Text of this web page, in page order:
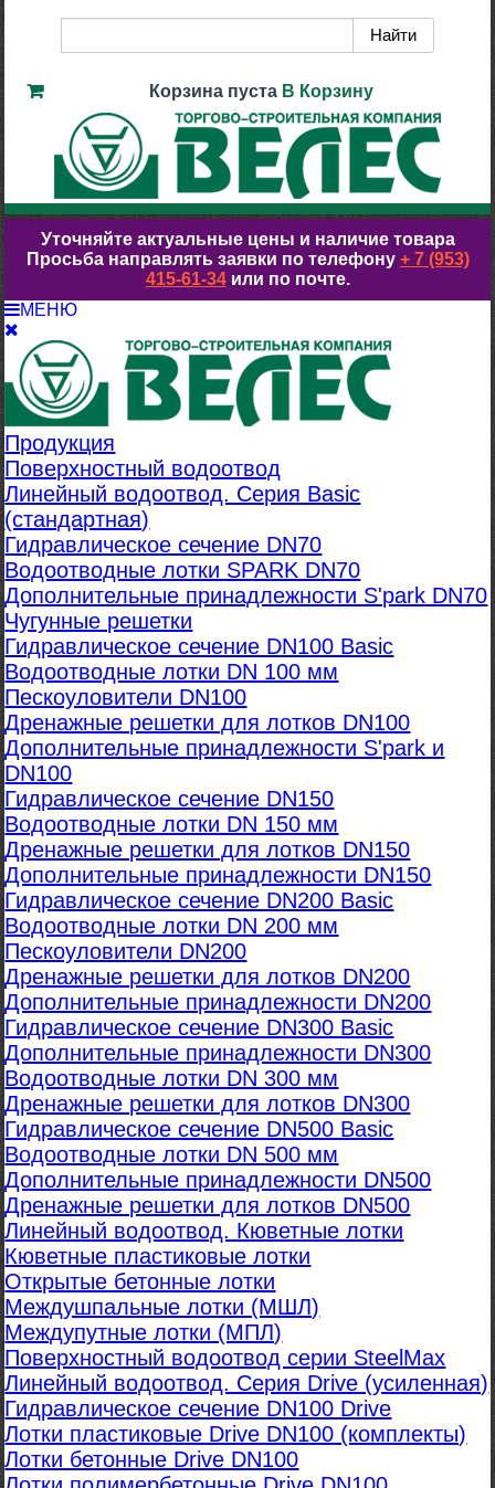
Корзина пуста В Корзину
Уточняйте актуальные цены и наличие товара
Просьба направлять заявки по телефону + 7 (953)
415-61-34или по почте.
МЕНЮ
Продукция
Поверхностный водоотвод
Линейный водоотвод. Серия Basic
(стандартная)
Гидравлическое сечение DN70
Водоотводные лотки SPARK DN70
Дополнительные принадлежности S'park DN70
Чугунные решетки
Гидравлическое сечение DN100 Basic
Водоотводные лотки DN 100 мм
Пескоуловители DN100
Дренажные решетки для лотков DN100
Дополнительные принадлежности S'park и
DN100
Гидравлическое сечение DN150
Водоотводные лотки DN 150 мм
Дренажные решетки для лотков DN150
Дополнительные принадлежности DN150
Гидравлическое сечение DN200 Basic
Водоотводные лотки DN 200 мм
Пескоуловители DN200
Дренажные решетки для лотков DN200
Дополнительные принадлежности DN200
Гидравлическое сечение DN300 Basic
Дополнительные принадлежности DN300
Водоотводные лотки DN 300 мм
Дренажные решетки для лотков DN300
Гидравлическое сечение DN500 Basic
Водоотводные лотки DN 500 мм
Дополнительные принадлежности DN500
Дренажные решетки для лотков DN500
Линейный водоотвод. Кюветные лотки
Кюветные пластиковые лотки
Открытые бетонные лотки
Междушпальные лотки (МШЛ)
Междупутные лотки (МПЛ)
Поверхностный водоотвод серии SteelMax
Линейный водоотвод. Серия Drive (усиленная)
Гидравлическое сечение DN100 Drive
Лотки пластиковые Drive DN100 (комплекты)
Лотки бетонные Drive DN100